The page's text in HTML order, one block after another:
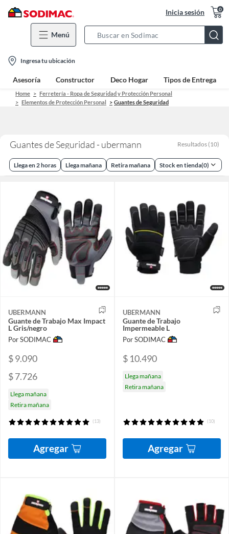
Inicia sesión 0
Menú
Bar
location-
icon
Ingresa tu ubicación
Asesoría Constructor Deco Hogar Tipos de Entrega
Home
Ferretería - Ropa de Seguridad y Protección Personal
Elementos de Protección Personal
Guantes de Seguridad
Guantes de Seguridad - ubermann Resultados (10)
Llega en 2 horas Llega mañana Retira mañana Stock en tienda(0)
UBERMANN
Guante de Trabajo Max Impact
L Gris/negro
Por SODIMAC
$ 9.090
$ 7.726
Llega mañana
Retira mañana
(13)
Agregar
UBERMANN
Guante de Trabajo
Impermeable L
Por SODIMAC
$ 10.490
Llega mañana
Retira mañana
(10)
Agregar